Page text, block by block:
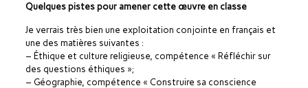
Quelques pistes pour amener cette œuvre en classe
Je verrais très bien une exploitation conjointe en français et
une des matières suivantes :
– Éthique et culture religieuse, compétence « Réfléchir sur
des questions éthiques »;
– Géographie, compétence « Construire sa conscience